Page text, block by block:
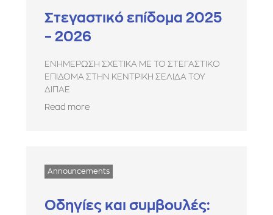
Στεγαστικό επίδομα 2025
– 2026
ΕΝΗΜΕΡΩΣΗ ΣΧΕΤΙΚΑ ΜΕ ΤΟ ΣΤΕΓΑΣΤΙΚΟ
ΕΠΙΔΟΜΑ ΣΤΗΝ ΚΕΝΤΡΙΚΗ ΣΕΛΙΔΑ ΤΟΥ
ΔΙΠΑΕ
Read more
Announcements
Οδηγίες και συμβουλές: